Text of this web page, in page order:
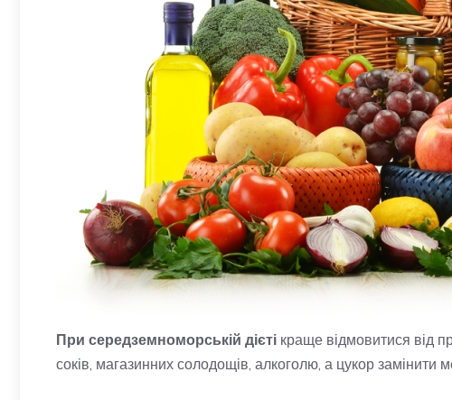
При середземноморській дієті краще відмовитися від
соків, магазинних солодощів, алкоголю, а цукор замінити